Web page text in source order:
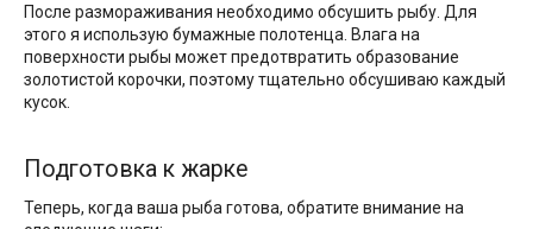
После размораживания необходимо обсушить рыбу. Для
этого я использую бумажные полотенца. Влага на
поверхности рыбы может предотвратить образование
золотистой корочки, поэтому тщательно обсушиваю каждый
кусок.
Подготовка к жарке
Теперь, когда ваша рыба готова, обратите внимание на